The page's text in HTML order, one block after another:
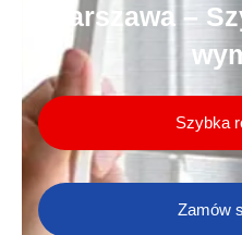
Warszawa –
Szybka
Zamów